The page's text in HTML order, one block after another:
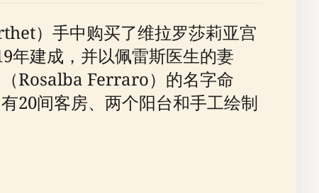
）手中购买了维拉罗莎莉亚宫
年建成，并以佩雷斯医生的妻
Rosalba Ferraro）的名字命
20间客房、两个阳台和手工绘制